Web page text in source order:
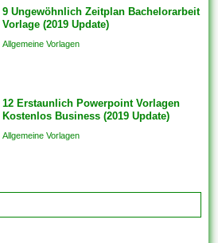
9 Ungewöhnlich Zeitplan Bachelorarbeit
Vorlage (2019 Update)
Allgemeine Vorlagen
12 Erstaunlich Powerpoint Vorlagen
Kostenlos Business (2019 Update)
Allgemeine Vorlagen